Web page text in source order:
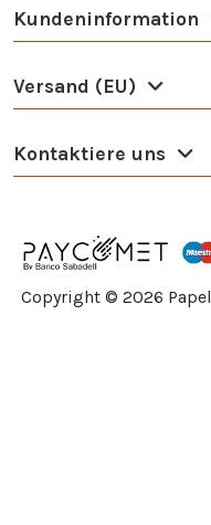
Kundeninformation
Versand (EU)
Kontaktiere uns
Copyright © 2026